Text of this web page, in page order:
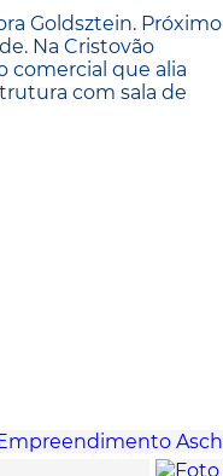
Goldsztein. Próximo
Na Cristovão
que alia
com sala de